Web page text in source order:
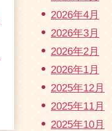
2026年4月
2026年3月
2026年2月
2026年1月
2025年12月
2025年11月
2025年10月